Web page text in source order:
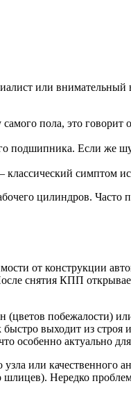
или
пола, это
Если же
классический симптом
цилиндров.
от конструкции
снятия КПП
(цветов побежалости)
выходит из строя
особенно актуально
или качественного
Нередко